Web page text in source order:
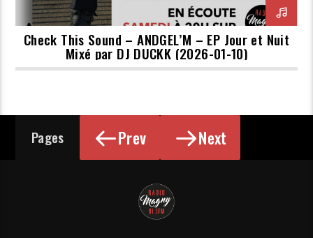
Check This Sound – ANDGEL’M – EP Jour et Nuit
Mixé par DJ DUCKK (2026-01-10)
Pages Prev Next